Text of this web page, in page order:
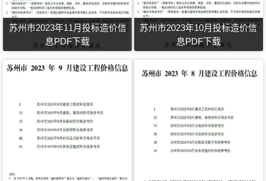
苏州市2023年11月投标造价信
息PDF下载
苏州市2023年10月投标造价信
息PDF下载